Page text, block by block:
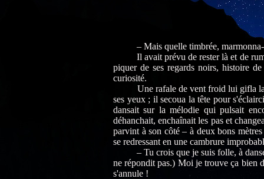
– Mais quelle timbrée, marmonna-t-il
Il avait prévu de rester là et de
piquer de ses regards noirs, histoire
curiosité.
Une rafale de vent froid lui gifla la
ses yeux ; il secoua la tête pour
dansait sur la mélodie qui pulsait
déhanchait, enchaînait les pas et
parvint à son côté – à deux bons
se redressant en une cambrure
– Tu crois que je suis folle, à danser
ne répondit pas.) Moi je trouve ça bien
s'annule !